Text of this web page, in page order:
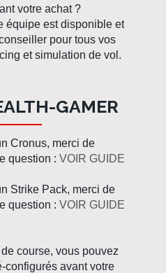
votre achat ?
équipe est disponible et
pour tous vos
etsimulation de vol .
GAMER
Cronus, merci de
question : VOIR GUIDE
Strike Pack, merci de
question : VOIR GUIDE
course, vous pouvez
configurés avant votre